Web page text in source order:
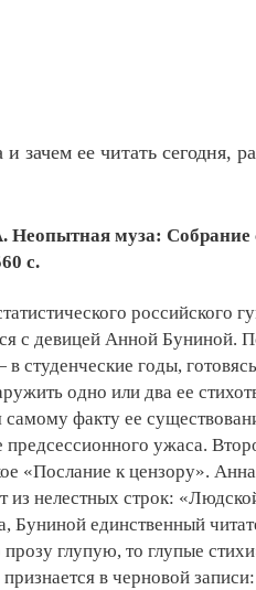
зачем ее читать сегодня,
Неопытная муза:
с.
российского
с девицей Анной Буниной.
студенческие годы,
одно или два ее
самому факту ее
предсессионного ужаса.
«Послание к цензору».
из нелестных строк:
Буниной единственный
прозу глупую, то глупые
в черновой